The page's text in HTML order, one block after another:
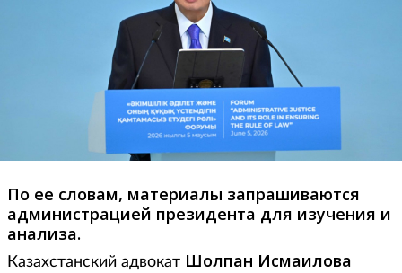
По ее словам, материалы запрашиваются
администрацией президента для изучения и
анализа.
Казахстанский адвокат Шолпан Исмаилова